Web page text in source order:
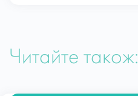
Читайте також: